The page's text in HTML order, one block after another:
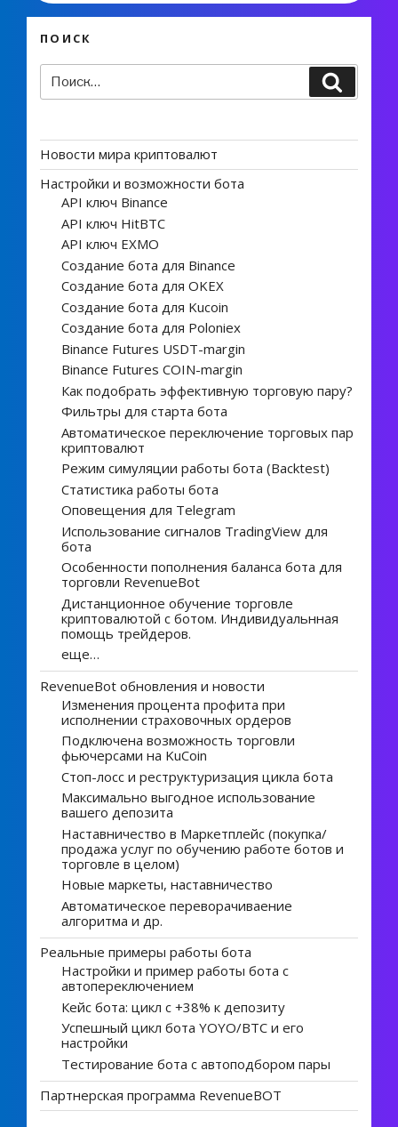
ПОИСК
Искать:
Новости мира криптовалют
Настройки и возможности бота
API ключ Binance
API ключ HitBTC
API ключ EXMO
Создание бота для Binance
Создание бота для OKEX
Создание бота для Kucoin
Создание бота для Poloniex
Binance Futures USDT-margin
Binance Futures COIN-margin
Как подобрать эффективную торговую пару?
Фильтры для старта бота
Автоматическое переключение торговых пар
криптовалют
Режим симуляции работы бота (Backtest)
Статистика работы бота
Оповещения для Telegram
Использование сигналов TradingView для
бота
Особенности пополнения баланса бота для
торговли RevenueBot
Дистанционное обучение торговле
криптовалютой с ботом. Индивидуальнная
помощь трейдеров.
еще…
RevenueBot обновления и новости
Изменения процента профита при
исполнении страховочных ордеров
Подключена возможность торговли
фьючерсами на KuCoin
Стоп-лосс и реструктуризация цикла бота
Максимально выгодное использование
вашего депозита
Наставничество в Маркетплейс (покупка/
продажа услуг по обучению работе ботов и
торговле в целом)
Новые маркеты, наставничество
Автоматическое переворачиваение
алгоритма и др.
Реальные примеры работы бота
Настройки и пример работы бота с
автопереключением
Кейс бота: цикл с +38% к депозиту
Успешный цикл бота YOYO/BTC и его
настройки
Тестирование бота с автоподбором пары
Партнерская программа RevenueBOT